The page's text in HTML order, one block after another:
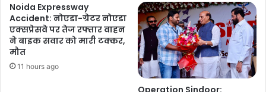
Noida Expressway
Accident: नोएडा-ग्रेटर नोएडा
एक्सप्रेसवे पर तेज रफ्तार वाहन
ने बाइक सवार को मारी टक्कर,
मौत
11 hours ago
Operation Sindoor: